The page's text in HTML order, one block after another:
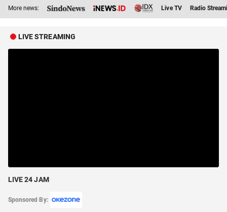
More news: Live TV Radio
LIVE STREAMING
LIVE 24 JAM
Sponsored By: